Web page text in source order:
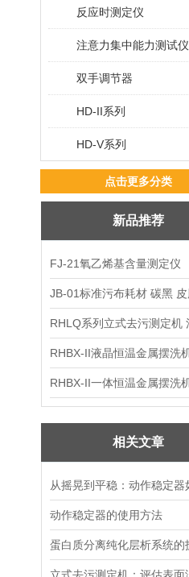
反应时测定仪
注意力集中能力测试仪
双手调节器
HD-II系列
HD-V系列
点击更多分类
新品推荐
FJ-21氧乙烯基含量测定仪
相关文章
动作稳定器的使用方法